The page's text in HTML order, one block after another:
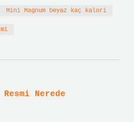
Mini Magnum beyaz kaç kalori
Nerede